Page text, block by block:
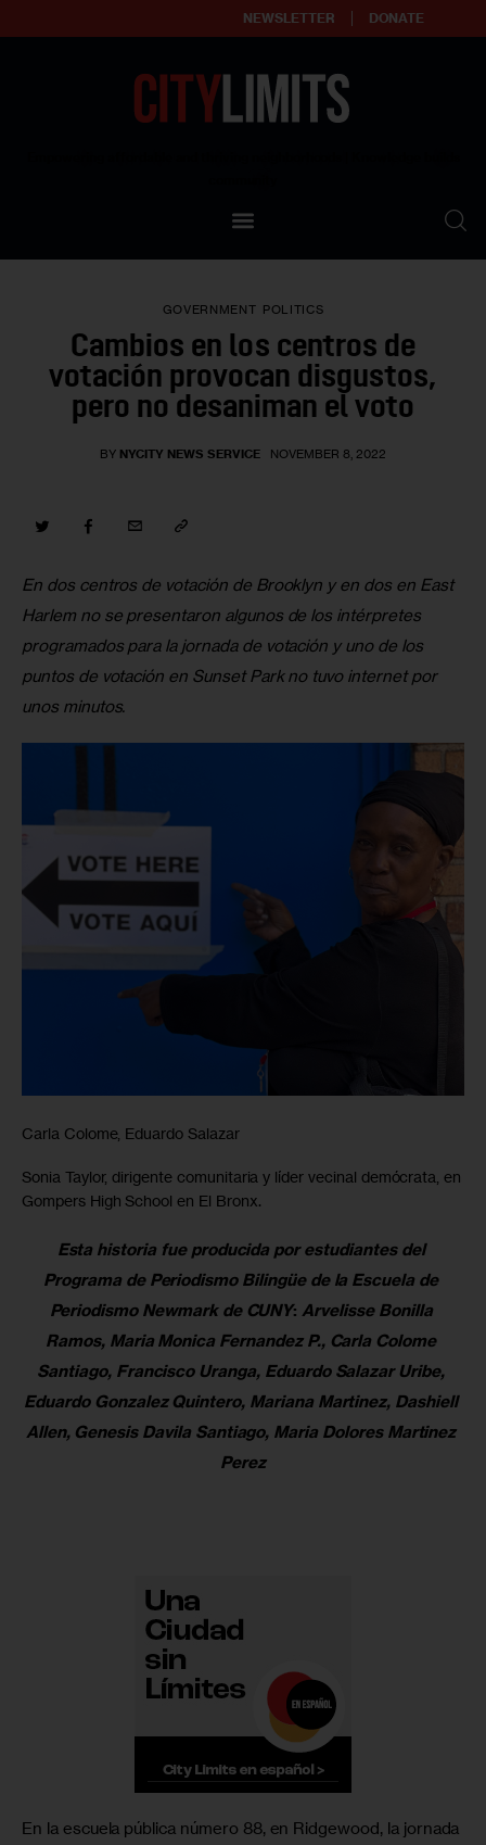
NEWSLETTER DONATE
Our Standards
Contact Us
GOVERNMENT POLITICS
Cambios en los centros de
votación provocan disgustos,
pero no desaniman el voto
BY NYCITY NEWS SERVICE NOVEMBER 8, 2022
En dos centros de votación de Brooklyn y en dos en East
Harlem no se presentaron algunos de los intérpretes
programados para la jornada de votación y uno de los
puntos de votación en Sunset Park no tuvo internet por
unos minutos.
Carla Colome, Eduardo Salazar
Sonia Taylor, dirigente comunitaria y líder vecinal demócrata, en
Gompers High School en El Bronx.
Esta historia fue producida por estudiantes del
Programa de Periodismo Bilingüe de la Escuela de
Periodismo Newmark de CUNY: Arvelisse Bonilla
Ramos, Maria Monica Fernandez P., Carla Colome
Santiago, Francisco Uranga, Eduardo Salazar Uribe,
Eduardo Gonzalez Quintero, Mariana Martinez, Dashiell
Allen, Genesis Davila Santiago, Maria Dolores Martinez
Perez
En la escuela pública número 88, en Ridgewood, la jornada